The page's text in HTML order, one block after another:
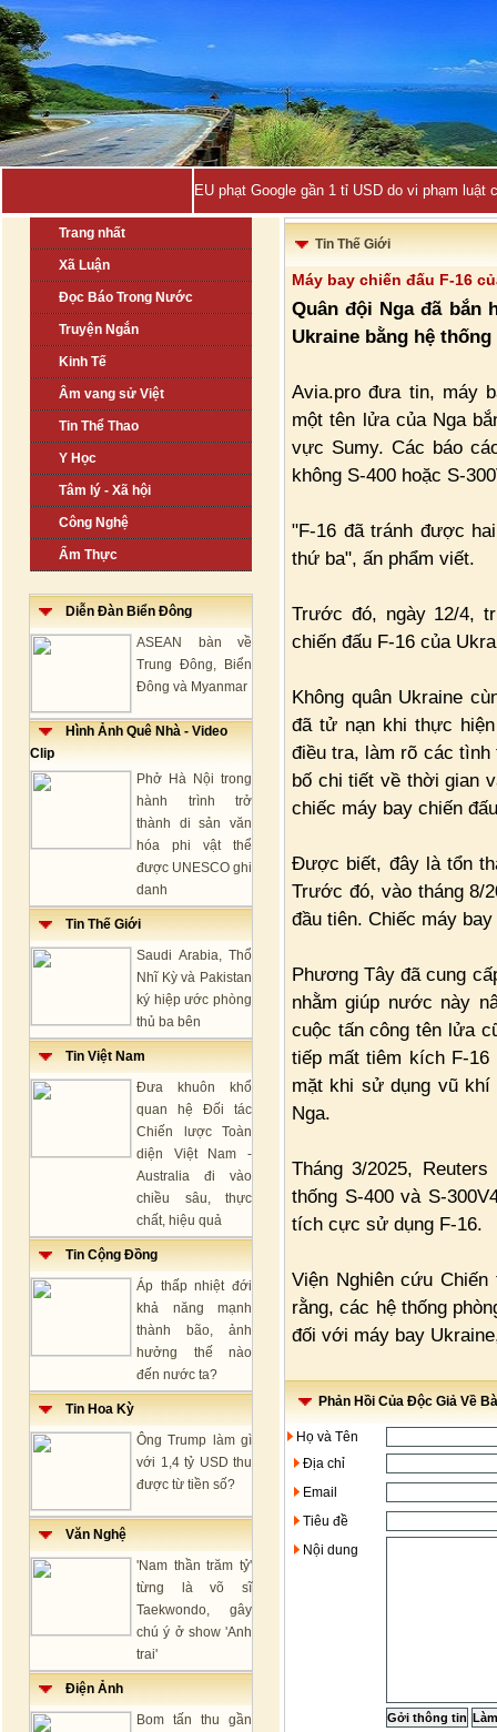
EU phạt Google gần 1 tỉ USD do vi phạm luật
Trang nhất
Xã Luận
Đọc Báo Trong Nước
Truyện Ngắn
Kinh Tế
Âm vang sử Việt
Tin Thể Thao
Y Học
Tâm lý - Xã hội
Công Nghệ
Ẩm Thực
Diễn Đàn Biển Đông
ASEAN bàn về
Trung Đông, Biển
Đông và Myanmar
Hình Ảnh Quê Nhà - Video
Clip
Phở Hà Nội trong
hành trình trở
thành di sản văn
hóa phi vật thể
được UNESCO ghi
danh
Tin Thế Giới
Saudi Arabia, Thổ
Nhĩ Kỳ và Pakistan
ký hiệp ước phòng
thủ ba bên
Tin Việt Nam
Đưa khuôn khổ
quan hệ Đối tác
Chiến lược Toàn
diện Việt Nam -
Australia đi vào
chiều sâu, thực
chất, hiệu quả
Tin Cộng Đồng
Áp thấp nhiệt đới
khả năng mạnh
thành bão, ảnh
hưởng thế nào
đến nước ta?
Tin Hoa Kỳ
Ông Trump làm gì
với 1,4 tỷ USD thu
được từ tiền số?
Văn Nghệ
'Nam thần trăm tỷ'
từng là võ sĩ
Taekwondo, gây
chú ý ở show 'Anh
trai'
Điện Ảnh
Bom tấn thu gần
Tin Thế Giới
Máy bay chiến đấu F-16
Quân đội Nga đã bắn
Ukraine bằng hệ
Avia.pro đưa tin, máy
một tên lửa của Nga
vực Sumy. Các báo
không S-400 hoặc S-
"F-16 đã tránh được
thứ ba", ấn phẩm viết.
Trước đó, ngày 12/4,
chiến đấu F-16 của
Không quân Ukraine
đã tử nạn khi thực
điều tra, làm rõ các tình
bố chi tiết về thời gian
chiếc máy bay chiến
Được biết, đây là tổn
Trước đó, vào tháng 8/
đầu tiên. Chiếc máy
Phương Tây đã cung
nhằm giúp nước này
cuộc tấn công tên lửa
tiếp mất tiêm kích F-16
mặt khi sử dụng vũ khí
Nga.
Tháng 3/2025,
thống S-400 và S-
tích cực sử dụng F-16.
Viện Nghiên cứu
rằng, các hệ thống
đối với máy bay
Phản Hồi Của Độc Giả Về
Họ và Tên
Địa chỉ
Email
Tiêu đề
Nội dung